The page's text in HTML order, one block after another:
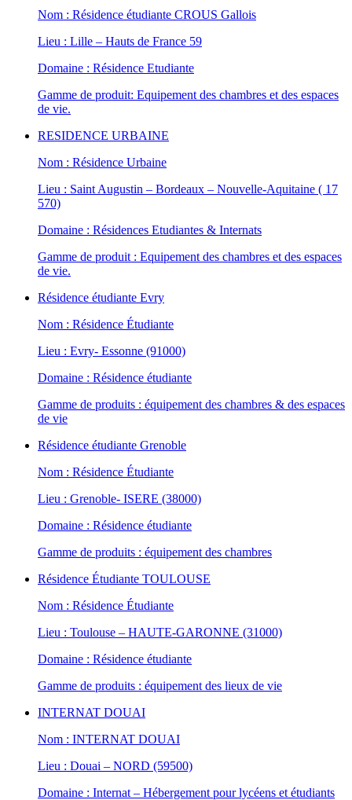
Nom : Résidence étudiante CROUS Gallois
Lieu : Lille – Hauts de France 59
Domaine : Résidence Etudiante
Gamme de produit: Equipement des chambres et des espaces
de vie.
RESIDENCE URBAINE
Nom : Résidence Urbaine
Lieu : Saint Augustin – Bordeaux – Nouvelle-Aquitaine ( 17
570)
Domaine : Résidences Etudiantes & Internats
Gamme de produit : Equipement des chambres et des espaces
de vie.
Résidence étudiante Evry
Nom : Résidence Étudiante
Lieu : Evry- Essonne (91000)
Domaine : Résidence étudiante
Gamme de produits : équipement des chambres & des espaces
de vie
Résidence étudiante Grenoble
Nom : Résidence Étudiante
Lieu : Grenoble- ISERE (38000)
Domaine : Résidence étudiante
Gamme de produits : équipement des chambres
Résidence Étudiante TOULOUSE
Nom : Résidence Étudiante
Lieu : Toulouse – HAUTE-GARONNE (31000)
Domaine : Résidence étudiante
Gamme de produits : équipement des lieux de vie
INTERNAT DOUAI
Nom : INTERNAT DOUAI
Lieu : Douai – NORD (59500)
Domaine : Internat – Hébergement pour lycéens et étudiants